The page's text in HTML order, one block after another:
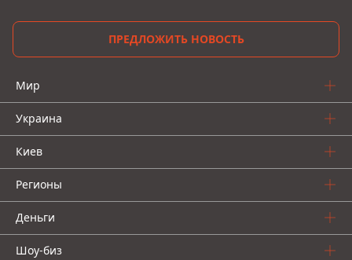
ПРЕДЛОЖИТЬ НОВОСТЬ
Мир
Украина
Киев
Регионы
Деньги
Шоу-биз